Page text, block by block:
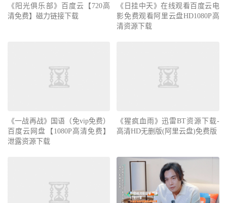
《阳光俱乐部》百度云【720高
清免费】磁力链接下载
《日挂中天》在线观看百度云电
影免费观看阿里云盘HD1080P高
清资源下载
《一战再战》国语（免vip免费）
百度云网盘【1080P高清免费】
泄露资源下载
《猩疯血雨》迅雷BT资源下载-
高清HD无删版(阿里云盘)免费版